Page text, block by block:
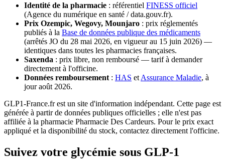
Identité de la pharmacie : référentiel FINESS officiel
(Agence du numérique en santé / data.gouv.fr).
Prix Ozempic, Wegovy, Mounjaro : prix réglementés
publiés à la Base de données publique des médicaments
(arrêtés JO du 28 mai 2026, en vigueur au 15 juin 2026) —
identiques dans toutes les pharmacies françaises.
Saxenda : prix libre, non remboursé — tarif à demander
directement à l'officine.
Données remboursement : HAS et Assurance Maladie, à
jour août 2026.
GLP1-France.fr est un site d'information indépendant. Cette page est
générée à partir de données publiques officielles ; elle n'est pas
affiliée à la pharmacie Pharmacie Des Cardeurs. Pour le prix exact
appliqué et la disponibilité du stock, contactez directement l'officine.
Suivez votre glycémie sous GLP-1